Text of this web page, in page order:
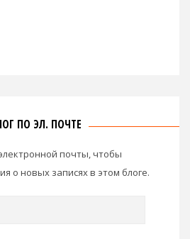
ПО ЭЛ. ПОЧТЕ
почты, чтобы
о новых записях в этом блоге.